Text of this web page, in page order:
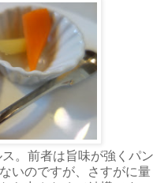
。前者は旨味が強くパン
いのですが、さすがに量